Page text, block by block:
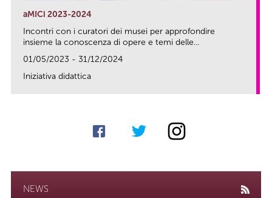
aMICi 2023-2024
Incontri con i curatori dei musei per approfondire
insieme la conoscenza di opere e temi delle...
01/05/2023 - 31/12/2024
Iniziativa didattica
NEWS